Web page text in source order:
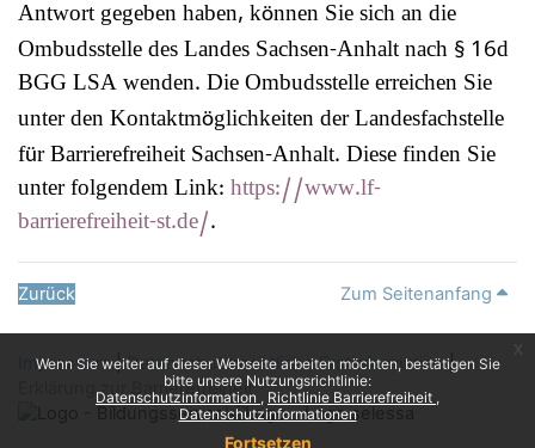
Wenn Sie weiter auf dieser Webseite arbeiten möchten, bestätigen Sie
bitte unsere Nutzungsrichtlinie:
Datenschutzinformation
Richtlinie Barrierefreiheit
Datenschutzinformationen
Fortsetzen
Antwort gegeben haben, können Sie sich an die
Ombudsstelle des Landes Sachsen-Anhalt nach § 16d
BGG LSA wenden. Die Ombudsstelle erreichen Sie
unter den Kontaktmöglichkeiten der Landesfachstelle
für Barrierefreiheit Sachsen-Anhalt. Diese finden Sie
unter folgendem Link: https://www.lf-
barrierefreiheit-st.de/.
Zurück Zum Seitenanfang
Impressum|Datenschutzrechtliche Erstinformation|
Erklärung zur Barrierefreiheit